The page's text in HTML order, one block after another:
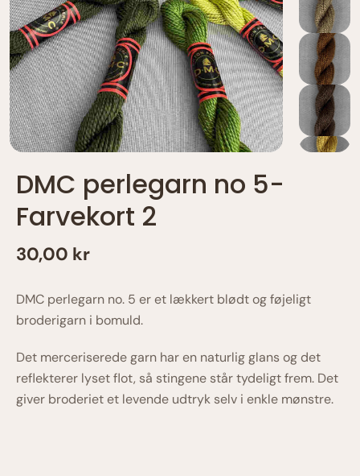
DMC perlegarn no 5-
Farvekort 2
30,00 kr
DMC perlegarn no. 5 er et lækkert blødt og føjeligt
broderigarn i bomuld.
Det merceriserede garn har en naturlig glans og det
reflekterer lyset flot, så stingene står tydeligt frem. Det
giver broderiet et levende udtryk selv i enkle mønstre.